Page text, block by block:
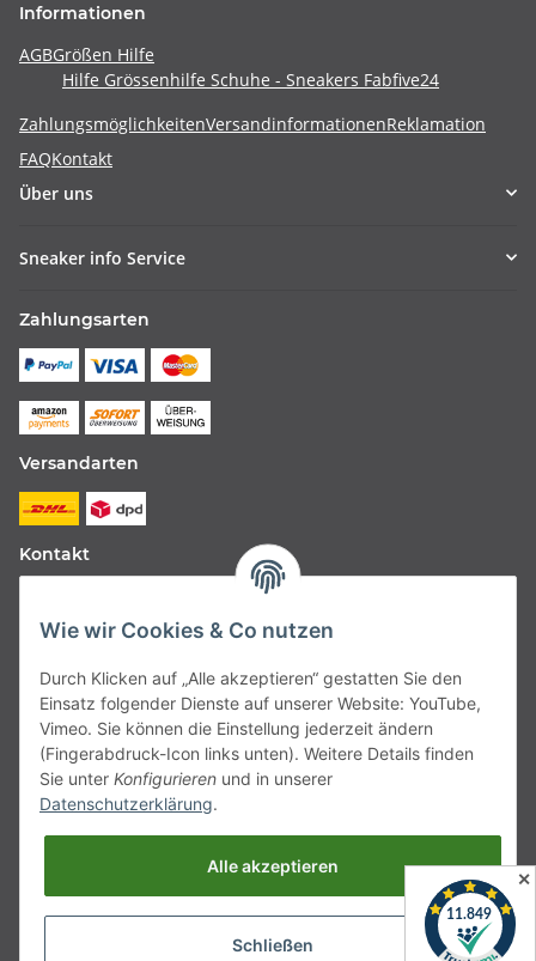
Informationen
AGBGrößen Hilfe
Hilfe Grössenhilfe Schuhe - Sneakers Fabfive24
ZahlungsmöglichkeitenVersandinformationenReklamation
FAQKontakt
Über uns
Sneaker info Service
Zahlungsarten
Versandarten
Kontakt
Langstr. 51-53
63450 Hanau
Deutschland
Telefon:06181257350
E-Mail: shop@fabfive24.com
Vertrag widerrufen
Wie wir Cookies & Co nutzen
Durch Klicken auf „Alle akzeptieren“ gestatten Sie den
Einsatz folgender Dienste auf unserer Website: YouTube,
Vimeo. Sie können die Einstellung jederzeit ändern
(Fingerabdruck-Icon links unten). Weitere Details finden
Sie unter Konfigurieren und in unserer
Datenschutzerklärung.
Alle akzeptieren
Schließen
✕